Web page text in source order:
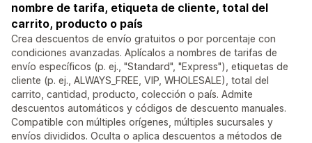
nombre de tarifa, etiqueta de cliente, total del
carrito, producto o país
Crea descuentos de envío gratuitos o por porcentaje con
condiciones avanzadas. Aplícalos a nombres de tarifas de
envío específicos (p. ej., "Standard", "Express"), etiquetas de
cliente (p. ej., ALWAYS_FREE, VIP, WHOLESALE), total del
carrito, cantidad, producto, colección o país. Admite
descuentos automáticos y códigos de descuento manuales.
Compatible con múltiples orígenes, múltiples sucursales y
envíos divididos. Oculta o aplica descuentos a métodos de